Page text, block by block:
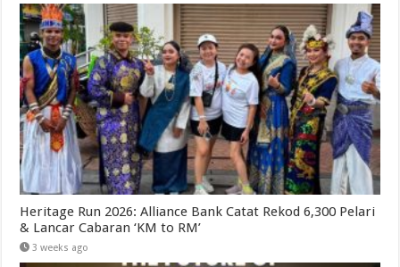
Heritage Run 2026: Alliance Bank Catat Rekod 6,300 Pelari
& Lancar Cabaran ‘KM to RM’
3 weeks ago